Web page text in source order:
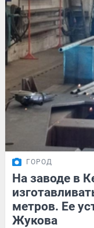
ГОРОД
На заводе в
метров. Ее
Жукова